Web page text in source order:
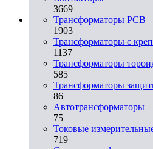
3669
Трансформаторы PCB
1903
Трансформаторы с
1137
Трансформаторы
585
Трансформаторы
86
Автотрансформаторы
75
Токовые
719